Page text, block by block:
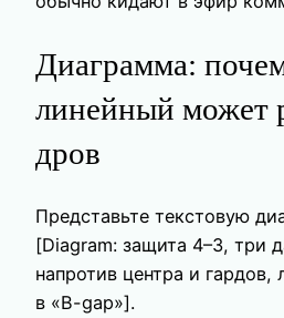
Диаграмма:
линейный может
дров
Представьте текстовую
[Diagram: защита 4–3, три
напротив центра и гардов,
в «B-gap»].